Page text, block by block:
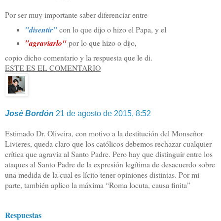
Por ser muy importante saber diferenciar entre
"disentir"con lo que dijo o hizo el Papa, y el
"agraviarlo" por lo que hizo o dijo,
copio dicho comentario y la respuesta que le di.
ESTE ES EL COMENTARIO
José Bordón 21 de agosto de 2015, 8:52
Estimado Dr. Oliveira, con motivo a la destitución del Monseñor
Livieres, queda claro que los católicos debemos rechazar cualquier
crítica que agravia al Santo Padre. Pero hay que distinguir entre los
ataques al Santo Padre de la expresión legítima de desacuerdo sobre
una medida de la cual es lícito tener opiniones distintas. Por mi
parte, también aplico la máxima “Roma locuta, causa finita”
Respuestas